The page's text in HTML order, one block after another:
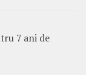
7 ani de